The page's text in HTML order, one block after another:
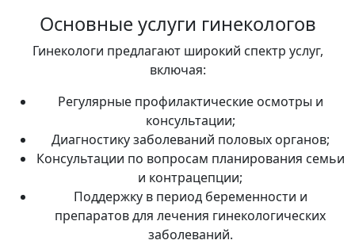
Основные услуги гинекологов
Гинекологи предлагают широкий спектр услуг,
включая:
Регулярные профилактические осмотры и
консультации;
Диагностику заболеваний половых органов;
Консультации по вопросам планирования семьи
и контрацепции;
Поддержку в период беременности и
препаратов для лечения гинекологических
заболеваний.